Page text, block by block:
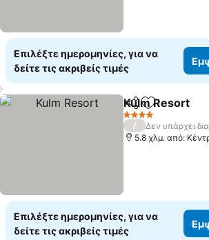
Επιλέξτε ημερομηνίες, για να
δείτε τις ακριβείς τιμές
Κοινοποίηση
Προσθήκη
Kulm Resort
4 Αστέρια
/
Δεν υπάρχει
5.8 χλμ. από:
Επιλέξτε ημερομηνίες, για να
δείτε τις ακριβείς τιμές